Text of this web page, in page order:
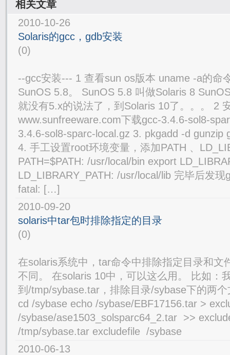
相关文章
2010-10-26
Solaris的gcc，gdb安装
(0)
--gcc安装--- 1 查看sun os版本 uname -a的命
SunOS 5.8。 SunOS 5.8 叫做Solaris 8
就没有5.x的说法了，到Solaris 10了。。。 2
www.sunfreeware.com下载gcc-3.4.6-sol8-
3.4.6-sol8-sparc-local.gz 3. pkgadd -d gunzip
4. 手工设置root环境变量，添加PATH 、
PATH=$PATH: /usr/local/bin export
LD_LIBRARY_PATH: /usr/local/lib 完毕后发
fatal: […]
2010-09-20
solaris中tar包时排除指定的目录
(0)
在solaris系统中，tar命令中排除指定目录和文
不同。 在solaris 10中，可以这么用。 比如：
到/tmp/sybase.tar，排除目录/sybase下的两
cd /sybase echo /sybase/EBF17156.tar >
/sybase/ase1503_solsparc64_2.tar >>
/tmp/sybase.tar excludefile /sybase
2010-06-13